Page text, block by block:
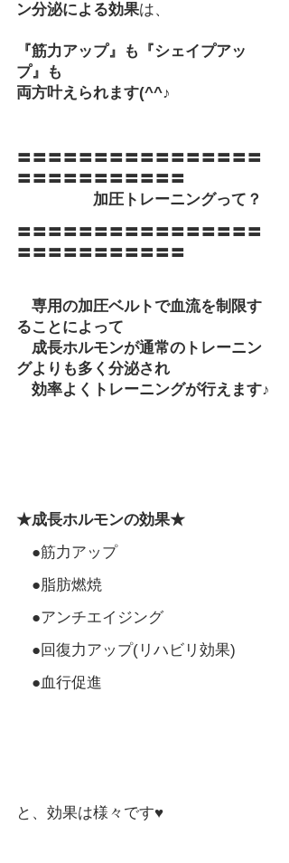
ン分泌による効果は、
『筋力アップ』も『シェイプアッ
プ』も
両方叶えられます(^^♪
〓〓〓〓〓〓〓〓〓〓〓〓〓〓〓〓
〓〓〓〓〓〓〓〓〓〓〓
加圧トレーニングって？
〓〓〓〓〓〓〓〓〓〓〓〓〓〓〓〓
〓〓〓〓〓〓〓〓〓〓〓
専用の加圧ベルトで血流を制限す
ることによって
成長ホルモンが通常のトレーニン
グよりも多く分泌され
効率よくトレーニングが行えます♪
★成長ホルモンの効果★
●筋力アップ
●脂肪燃焼
●アンチエイジング
●回復力アップ(リハビリ効果)
●血行促進
と、効果は様々です♥